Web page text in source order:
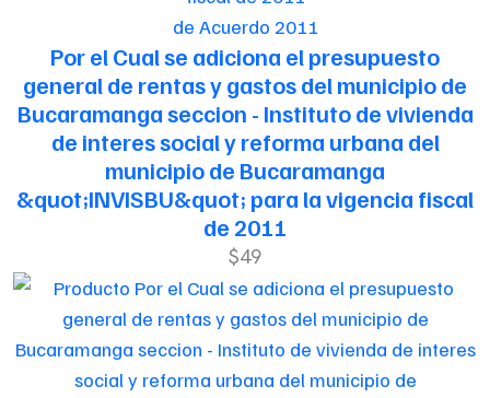
de Acuerdo 2011
Por el Cual se adiciona el presupuesto
general de rentas y gastos del municipio de
Bucaramanga seccion - Instituto de vivienda
de interes social y reforma urbana del
municipio de Bucaramanga
&quot;INVISBU&quot; para la vigencia fiscal
de 2011
$49